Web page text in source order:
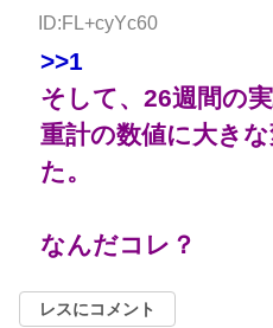
ID:FL+cyYc60
>>1
そして、26週間の
重計の数値に大き
た。
なんだコレ？
レスにコメント